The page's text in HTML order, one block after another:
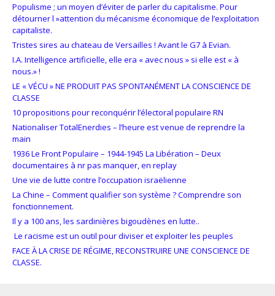
Populisme ; un moyen d’éviter de parler du capitalisme. Pour
détourner l »attention du mécanisme économique de l’exploitation
capitaliste.
Tristes sires au chateau de Versailles ! Avant le G7 à Evian.
I.A. Intelligence artificielle, elle era « avec nous » si elle est « à
nous.» !
LE « VÉCU » NE PRODUIT PAS SPONTANÉMENT LA CONSCIENCE DE
CLASSE
10 propositions pour reconquérir l’électoral populaire RN
Nationaliser TotalEnerdies – l’heure est venue de reprendre la
main
1936 Le Front Populaire – 1944-1945 La Libération – Deux
documentaires à nr pas manquer, en replay
Une vie de lutte contre l’occupation israëlienne
La Chine – Comment qualifier son système ? Comprendre son
fonctionnement.
Il y a 100 ans, les sardinières bigoudènes en lutte..
Le racisme est un outil pour diviser et exploiter les peuples
FACE À LA CRISE DE RÉGIME, RECONSTRUIRE UNE CONSCIENCE DE
CLASSE.